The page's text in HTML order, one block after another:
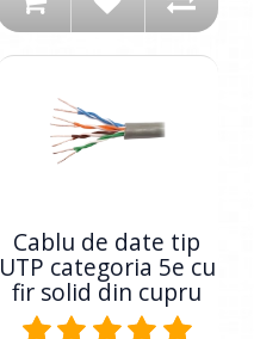
Cablu de date tip
UTP categoria 5e cu
fir solid din cupru